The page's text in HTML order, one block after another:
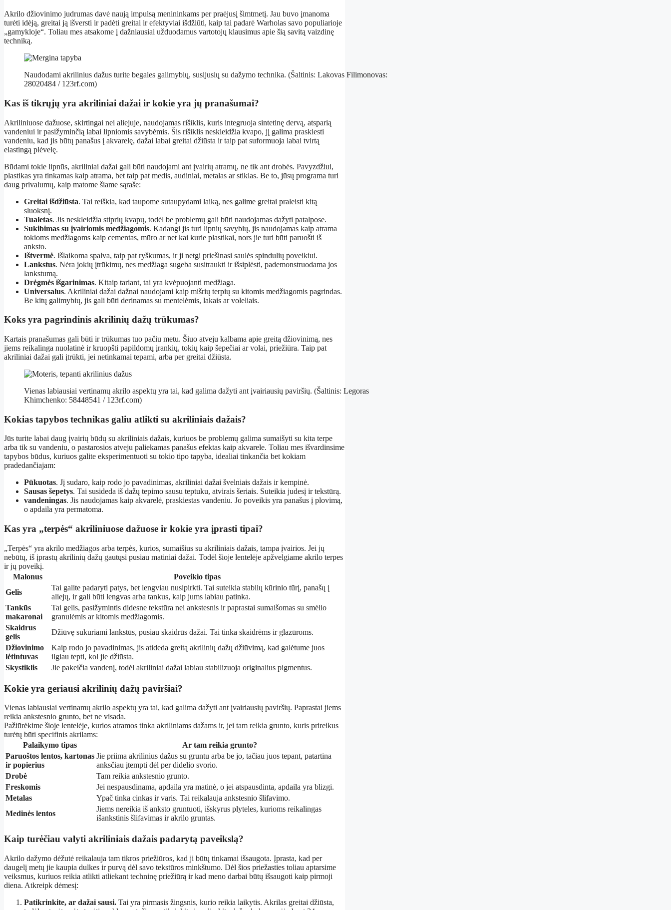
Akrilo džiovinimo judrumas davė naują impulsą menininkams per praėjusį šimtmetį. Jau buvo įmanoma
turėti idėją, greitai ją išversti ir padėti greitai ir efektyviai išdžiūti, kaip tai padarė Warholas savo populiarioje
„gamykloje“. Toliau mes atsakome į dažniausiai užduodamus vartotojų klausimus apie šią savitą vaizdinę
techniką.
Naudodami akrilinius dažus turite begales galimybių, susijusių su dažymo technika. (Šaltinis: Lakovas Filimonovas:
28020484 / 123rf.com)
Kas iš tikrųjų yra akriliniai dažai ir kokie yra jų pranašumai?
Akriliniuose dažuose, skirtingai nei aliejuje, naudojamas rišiklis, kuris integruoja sintetinę dervą, atsparią
vandeniui ir pasižyminčią labai lipniomis savybėmis. Šis rišiklis neskleidžia kvapo, jį galima praskiesti
vandeniu, kad jis būtų panašus į akvarelę, dažai labai greitai džiūsta ir taip pat suformuoja labai tvirtą
elastingą plėvelę.
Būdami tokie lipnūs, akriliniai dažai gali būti naudojami ant įvairių atramų, ne tik ant drobės. Pavyzdžiui,
plastikas yra tinkamas kaip atrama, bet taip pat medis, audiniai, metalas ar stiklas. Be to, jūsų programa turi
daug privalumų, kaip matome šiame sąraše:
Greitai išdžiūsta. Tai reiškia, kad taupome sutaupydami laiką, nes galime greitai praleisti kitą
sluoksnį.
Tualetas. Jis neskleidžia stiprių kvapų, todėl be problemų gali būti naudojamas dažyti patalpose.
Sukibimas su įvairiomis medžiagomis. Kadangi jis turi lipnių savybių, jis naudojamas kaip atrama
tokioms medžiagoms kaip cementas, mūro ar net kai kurie plastikai, nors jie turi būti paruošti iš
anksto.
Ištvermė. Išlaikoma spalva, taip pat ryškumas, ir ji netgi priešinasi saulės spindulių poveikiui.
Lankstus. Nėra jokių įtrūkimų, nes medžiaga sugeba susitraukti ir išsiplėsti, pademonstruodama jos
lankstumą.
Drėgmės išgarinimas. Kitaip tariant, tai yra kvėpuojanti medžiaga.
Universalus. Akriliniai dažai dažnai naudojami kaip mišrių terpių su kitomis medžiagomis pagrindas.
Be kitų galimybių, jis gali būti derinamas su mentelėmis, lakais ar voleliais.
Koks yra pagrindinis akrilinių dažų trūkumas?
Kartais pranašumas gali būti ir trūkumas tuo pačiu metu. Šiuo atveju kalbama apie greitą džiovinimą, nes
jiems reikalinga nuolatinė ir kruopšti papildomų įrankių, tokių kaip šepečiai ar volai, priežiūra. Taip pat
akriliniai dažai gali įtrūkti, jei netinkamai tepami, arba per greitai džiūsta.
Vienas labiausiai vertinamų akrilo aspektų yra tai, kad galima dažyti ant įvairiausių paviršių. (Šaltinis: Legoras
Khimchenko: 58448541 / 123rf.com)
Kokias tapybos technikas galiu atlikti su akriliniais dažais?
Jūs turite labai daug įvairių būdų su akriliniais dažais, kuriuos be problemų galima sumaišyti su kita terpe
arba tik su vandeniu, o pastarosios atveju paliekamas panašus efektas kaip akvarele. Toliau mes išvardinsime
tapybos būdus, kuriuos galite eksperimentuoti su tokio tipo tapyba, idealiai tinkančia bet kokiam
pradedančiajam:
Pūkuotas. Jį sudaro, kaip rodo jo pavadinimas, akriliniai dažai švelniais dažais ir kempinė.
Sausas šepetys. Tai susideda iš dažų tepimo sausu teptuku, atvirais šeriais. Suteikia judesį ir tekstūrą.
vandeningas. Jis naudojamas kaip akvarelė, praskiestas vandeniu. Jo poveikis yra panašus į plovimą,
o apdaila yra permatoma.
Kas yra „terpės“ akriliniuose dažuose ir kokie yra įprasti tipai?
„Terpės“ yra akrilo medžiagos arba terpės, kurios, sumaišius su akriliniais dažais, tampa įvairios. Jei jų
nebūtų, iš įprastų akrilinių dažų gautųsi pusiau matiniai dažai. Todėl šioje lentelėje apžvelgiame akrilo terpes
ir jų poveikį.
Malonus
Poveikio tipas
Gelis
Tai galite padaryti patys, bet lengviau nusipirkti. Tai suteikia stabilų kūrinio tūrį, panašų į
aliejų, ir gali būti lengvas arba tankus, kaip jums labiau patinka.
Tankūs
makaronai
Tai gelis, pasižymintis didesne tekstūra nei ankstesnis ir paprastai sumaišomas su smėlio
granulėmis ar kitomis medžiagomis.
Skaidrus
gelis
Džiūvę sukuriami lankstūs, pusiau skaidrūs dažai. Tai tinka skaidrėms ir glazūroms.
Džiovinimo
lėtintuvas
Kaip rodo jo pavadinimas, jis atideda greitą akrilinių dažų džiūvimą, kad galėtume juos
ilgiau tepti, kol jie džiūsta.
Skystiklis
Jie pakeičia vandenį, todėl akriliniai dažai labiau stabilizuoja originalius pigmentus.
Kokie yra geriausi akrilinių dažų paviršiai?
Vienas labiausiai vertinamų akrilo aspektų yra tai, kad galima dažyti ant įvairiausių paviršių. Paprastai jiems
reikia ankstesnio grunto, bet ne visada.
Pažiūrėkime šioje lentelėje, kurios atramos tinka akriliniams dažams ir, jei tam reikia grunto, kuris prireikus
turėtų būti specifinis akrilams:
Palaikymo tipas
Ar tam reikia grunto?
Paruoštos lentos, kartonas
ir popierius
Jie priima akrilinius dažus su gruntu arba be jo, tačiau juos tepant, patartina
anksčiau įtempti dėl per didelio svorio.
Drobė
Tam reikia ankstesnio grunto.
Freskomis
Jei nespausdinama, apdaila yra matinė, o jei atspausdinta, apdaila yra blizgi.
Metalas
Ypač tinka cinkas ir varis. Tai reikalauja ankstesnio šlifavimo.
Medinės lentos
Jiems nereikia iš anksto gruntuoti, išskyrus plyteles, kurioms reikalingas
išankstinis šlifavimas ir akrilo gruntas.
Kaip turėčiau valyti akriliniais dažais padarytą paveikslą?
Akrilo dažymo dėžutė reikalauja tam tikros priežiūros, kad ji būtų tinkamai išsaugota. Įprasta, kad per
daugelį metų jie kaupia dulkes ir purvą dėl savo tekstūros minkštumo. Dėl šios priežasties toliau aptarsime
veiksmus, kuriuos reikia atlikti atliekant techninę priežiūrą ir kad meno darbai būtų išsaugoti kaip pirmoji
diena. Atkreipk dėmesį:
Patikrinkite, ar dažai sausi. Tai yra pirmasis žingsnis, kurio reikia laikytis. Akrilas greitai džiūsta,